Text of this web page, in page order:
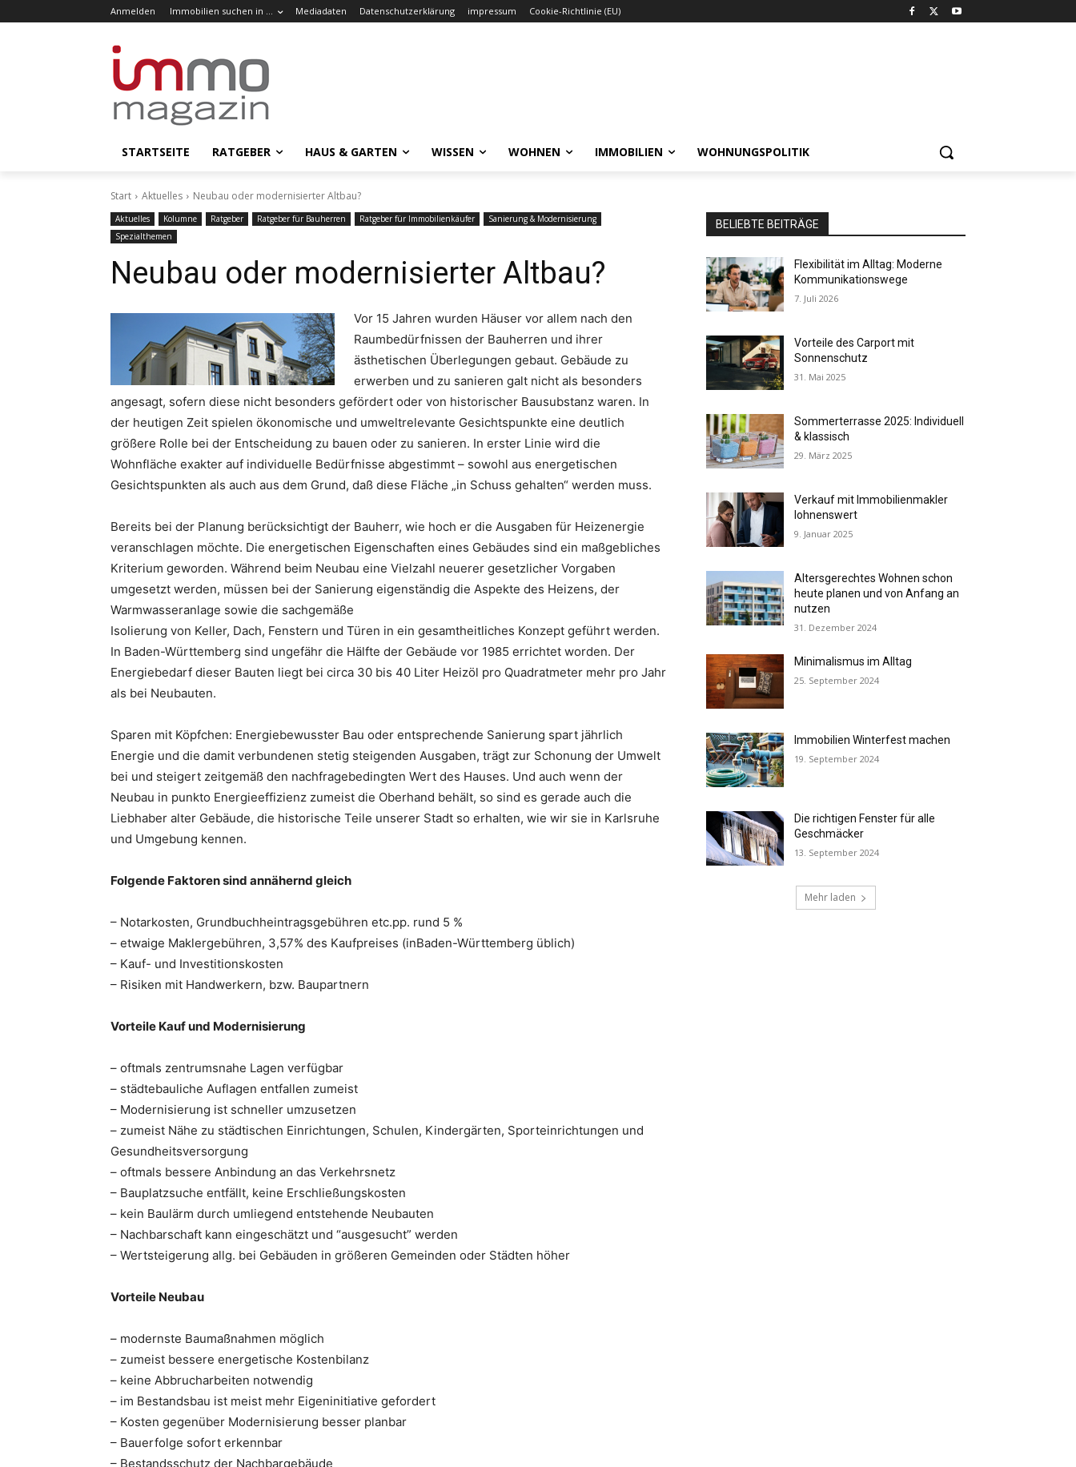
Anmelden Immobilien suchen in … Mediadaten Datenschutzerklärung impressum Cookie-Richtlinie (EU)
STARTSEITE RATGEBER HAUS & GARTEN WISSEN WOHNEN IMMOBILIEN WOHNUNGSPOLITIK
Start Aktuelles Neubau oder modernisierter Altbau?
Aktuelles Kolumne Ratgeber Ratgeber für Bauherren Ratgeber für Immobilienkäufer
Sanierung & Modernisierung
Spezialthemen
Neubau oder modernisierter Altbau?
Vor 15 Jahren wurden Häuser vor allem nach den
Raumbedürfnissen der Bauherren und ihrer
ästhetischen Überlegungen gebaut. Gebäude zu
erwerben und zu sanieren galt nicht als besonders
angesagt, sofern diese nicht besonders gefördert oder von historischer Bausubstanz waren. In
der heutigen Zeit spielen ökonomische und umweltrelevante Gesichtspunkte eine deutlich
größere Rolle bei der Entscheidung zu bauen oder zu sanieren. In erster Linie wird die
Wohnfläche exakter auf individuelle Bedürfnisse abgestimmt – sowohl aus energetischen
Gesichtspunkten als auch aus dem Grund, daß diese Fläche „in Schuss gehalten“ werden muss.
Bereits bei der Planung berücksichtigt der Bauherr, wie hoch er die Ausgaben für Heizenergie
veranschlagen möchte. Die energetischen Eigenschaften eines Gebäudes sind ein maßgebliches
Kriterium geworden. Während beim Neubau eine Vielzahl neuerer gesetzlicher Vorgaben
umgesetzt werden, müssen bei der Sanierung eigenständig die Aspekte des Heizens, der
Warmwasseranlage sowie die sachgemäße
Isolierung von Keller, Dach, Fenstern und Türen in ein gesamtheitliches Konzept geführt werden.
In Baden-Württemberg sind ungefähr die Hälfte der Gebäude vor 1985 errichtet worden. Der
Energiebedarf dieser Bauten liegt bei circa 30 bis 40 Liter Heizöl pro Quadratmeter mehr pro Jahr
als bei Neubauten.
Sparen mit Köpfchen: Energiebewusster Bau oder entsprechende Sanierung spart jährlich
Energie und die damit verbundenen stetig steigenden Ausgaben, trägt zur Schonung der Umwelt
bei und steigert zeitgemäß den nachfragebedingten Wert des Hauses. Und auch wenn der
Neubau in punkto Energieeffizienz zumeist die Oberhand behält, so sind es gerade auch die
Liebhaber alter Gebäude, die historische Teile unserer Stadt so erhalten, wie wir sie in Karlsruhe
und Umgebung kennen.
Folgende Faktoren sind annähernd gleich
– Notarkosten, Grundbuchheintragsgebühren etc.pp. rund 5 %
– etwaige Maklergebühren, 3,57% des Kaufpreises (inBaden-Württemberg üblich)
– Kauf- und Investitionskosten
– Risiken mit Handwerkern, bzw. Baupartnern
Vorteile Kauf und Modernisierung
– oftmals zentrumsnahe Lagen verfügbar
– städtebauliche Auflagen entfallen zumeist
– Modernisierung ist schneller umzusetzen
– zumeist Nähe zu städtischen Einrichtungen, Schulen, Kindergärten, Sporteinrichtungen und
Gesundheitsversorgung
– oftmals bessere Anbindung an das Verkehrsnetz
– Bauplatzsuche entfällt, keine Erschließungskosten
– kein Baulärm durch umliegend entstehende Neubauten
– Nachbarschaft kann eingeschätzt und “ausgesucht” werden
– Wertsteigerung allg. bei Gebäuden in größeren Gemeinden oder Städten höher
Vorteile Neubau
– modernste Baumaßnahmen möglich
– zumeist bessere energetische Kostenbilanz
– keine Abbrucharbeiten notwendig
– im Bestandsbau ist meist mehr Eigeninitiative gefordert
– Kosten gegenüber Modernisierung besser planbar
– Bauerfolge sofort erkennbar
– Bestandsschutz der Nachbargebäude
BELIEBTE BEITRÄGE
Flexibilität im Alltag: Moderne
Kommunikationswege
7. Juli 2026
Vorteile des Carport mit
Sonnenschutz
31. Mai 2025
Sommerterrasse 2025: Individuell
& klassisch
29. März 2025
Verkauf mit Immobilienmakler
lohnenswert
9. Januar 2025
Altersgerechtes Wohnen schon
heute planen und von Anfang an
nutzen
31. Dezember 2024
Minimalismus im Alltag
25. September 2024
Immobilien Winterfest machen
19. September 2024
Die richtigen Fenster für alle
Geschmäcker
13. September 2024
Mehr laden